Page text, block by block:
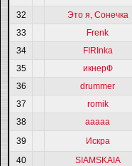
32
Это я, Сонечка
33
Frenk
34
FIRInka
35
икнерФ
36
drummer
37
romik
38
ааааа
39
Искра
40
SIAMSKAIA